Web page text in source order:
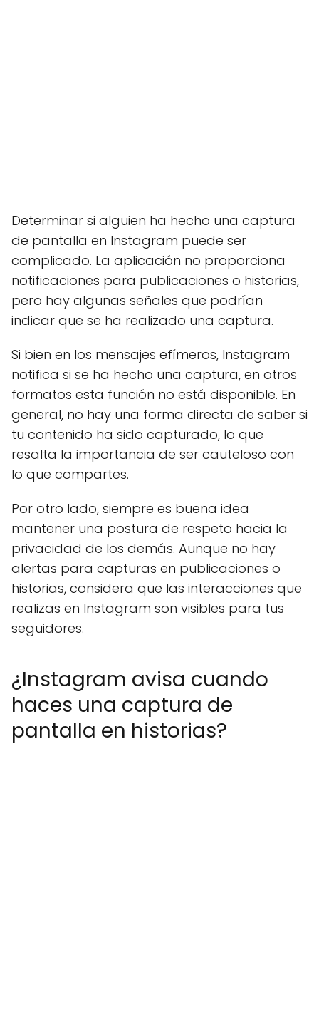
Determinar si alguien ha hecho una captura
de pantalla en Instagram puede ser
complicado. La aplicación no proporciona
notificaciones para publicaciones o historias,
pero hay algunas señales que podrían
indicar que se ha realizado una captura.
Si bien en los mensajes efímeros, Instagram
notifica si se ha hecho una captura, en otros
formatos esta función no está disponible. En
general, no hay una forma directa de saber si
tu contenido ha sido capturado, lo que
resalta la importancia de ser cauteloso con
lo que compartes.
Por otro lado, siempre es buena idea
mantener una postura de respeto hacia la
privacidad de los demás. Aunque no hay
alertas para capturas en publicaciones o
historias, considera que las interacciones que
realizas en Instagram son visibles para tus
seguidores.
¿Instagram avisa cuando
haces una captura de
pantalla en historias?